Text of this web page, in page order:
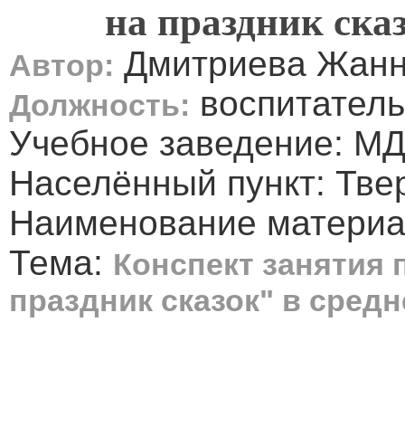
на праздник
Автор: Дмитриева
Должность: воспитатель
Учебное заведение:
Населённый пункт:
Наименование
Тема: Конспект
праздник сказок" в